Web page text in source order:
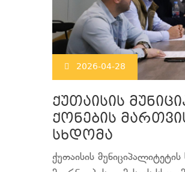
2026-04-28
ქუთაისის
ქონების
სხდომა
ქუთაისის